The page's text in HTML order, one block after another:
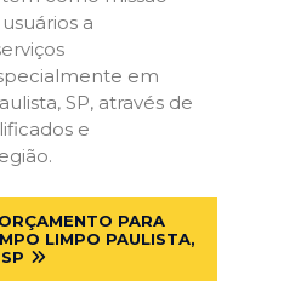
a
em
SP, através de
e
PARA
LIMPO PAULISTA,
SP